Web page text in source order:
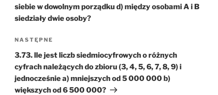
siebie w dowolnym porządku d) między osobami A i B
siedziały dwie osoby?
Następny
wpis
NASTĘPNE
3.73. lle jest liczb siedmiocyfrowych o różnych
cyfrach należących do zbioru (3, 4, 5, 6, 7, 8, 9) i
jednocześnie a) mniejszych od 5 000 000 b)
większych od 6 500 000?